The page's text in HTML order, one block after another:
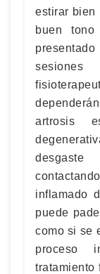
estirar bien
buen
artrosis
inflamado
puede
como si se
proceso
tratamiento